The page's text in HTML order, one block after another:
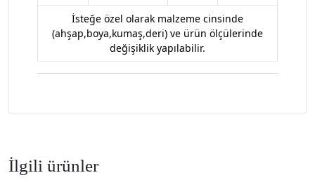
İsteğe özel olarak malzeme cinsinde
(ahşap,boya,kumaş,deri) ve ürün ölçülerinde
değişiklik yapılabilir.
İlgili ürünler